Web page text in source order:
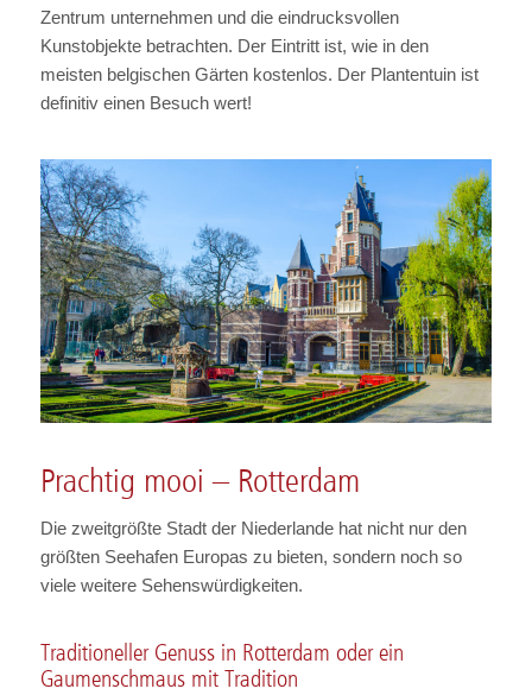
Zentrum unternehmen und die eindrucksvollen
Kunstobjekte betrachten. Der Eintritt ist, wie in den
meisten belgischen Gärten kostenlos. Der Plantentuin ist
definitiv einen Besuch wert!
Prachtig mooi – Rotterdam
Die zweitgrößte Stadt der Niederlande hat nicht nur den
größten Seehafen Europas zu bieten, sondern noch so
viele weitere Sehenswürdigkeiten.
Traditioneller Genuss in Rotterdam oder ein
Gaumenschmaus mit Tradition